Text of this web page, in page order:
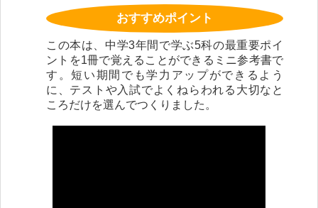
おすすめポイント
この本は、中学3年間で学ぶ5科の最重要ポイ
ントを1冊で覚えることができるミニ参考書で
す。短い期間でも学力アップができるよう
に、テストや入試でよくねらわれる大切なと
ころだけを選んでつくりました。